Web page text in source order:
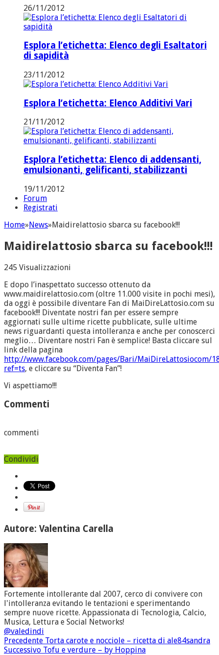
26/11/2012
Esplora l’etichetta: Elenco degli Esaltatori
di sapidità
23/11/2012
Esplora l’etichetta: Elenco Additivi Vari
21/11/2012
Esplora l’etichetta: Elenco di addensanti,
emulsionanti, gelificanti, stabilizzanti
19/11/2012
Forum
Registrati
Home»News»Maidirelattosio sbarca su facebook!!!
Maidirelattosio sbarca su facebook!!!
245 Visualizzazioni
E dopo l’inaspettato successo ottenuto da
www.maidirelattosio.com (oltre 11.000 visite in pochi mesi),
da oggi è possibile diventare Fan di MaiDireLattosio.com su
facebook!!! Diventate nostri fan per essere sempre
aggiornati sulle ultime ricette pubblicate, sulle ultime
news riguardanti questa intolleranza e anche per conoscerci
meglio… Diventare nostri Fan è semplice! Basta cliccare sul
link della pagina
http://www.facebook.com/pages/Bari/MaiDireLattosiocom/
ref=ts, e cliccare su “Diventa Fan”!
Vi aspettiamo!!!
Commenti
commenti
Condividi
Autore: Valentina Carella
Fortemente intollerante dal 2007, cerco di convivere con
l'intolleranza evitando le tentazioni e sperimentando
sempre nuove ricette. Appassionata di Tecnologia, Calcio,
Musica, Lettura e Social Networks!
@valedindi
Precedente Torta carote e nocciole – ricetta di ale84sandra
Successivo Tofu e verdure – by Hoppina